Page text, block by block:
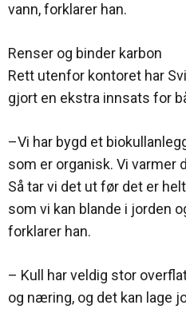
vann, forklarer han.
Renser og binder karbon
Rett utenfor kontoret har
gjort en ekstra innsats for
–Vi har bygd et
som er organisk. Vi varmer
Så tar vi det ut før det er
som vi kan blande i jorden
forklarer han.
– Kull har veldig stor
og næring, og det kan lage